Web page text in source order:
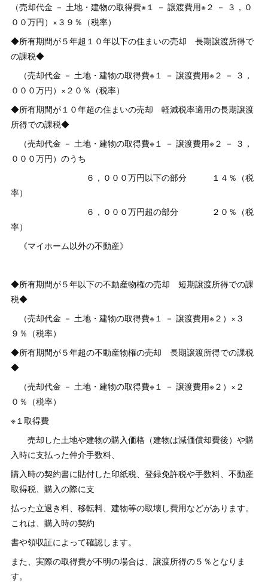
（売却代金 － 土地・建物の取得費※１ － 譲渡費用※２ － ３，０
００万円）×３９％（税率）
◆所有期間が５年超１０年以下の住まいの売却 長期譲渡所得で
の課税◆
（売却代金 － 土地・建物の取得費※１ － 譲渡費用※２ － ３，
０００万円）×２０％（税率）
◆所有期間が１０年超の住まいの売却 軽減税率適用の長期譲渡
所得での課税◆
（売却代金 － 土地・建物の取得費※１ － 譲渡費用※２ － ３，
０００万円）のうち
６，０００万円以下の部分 １４％（税
率）
６，０００万円超の部分 ２０％（税
率）
《マイホーム以外の不動産》
◆所有期間が５年以下の不動産物権の売却 短期譲渡所得での課
税◆
（売却代金 － 土地・建物の取得費※１ － 譲渡費用※２）×３
９％（税率）
◆所有期間が５年超の不動産物権の売却 長期譲渡所得での課税
◆
（売却代金 － 土地・建物の取得費※１ － 譲渡費用※２）×２
０％（税率）
※１取得費
売却した土地や建物の購入価格（建物は減価償却費後）や購
入時に支払った仲介手数料、
購入時の契約書に貼付した印紙税、登録免許税や手数料、不動産
取得税、購入の際に支
払った立退き料、移転料、建物等の取壊し費用などがあります。
これは、購入時の契約
書や領収証によって確認します。
また、実際の取得費が不明の場合は、譲渡所得の５％となりま
す。